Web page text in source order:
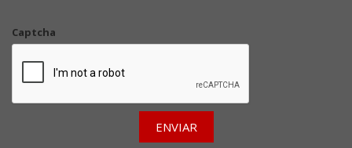
Captcha
ENVIAR